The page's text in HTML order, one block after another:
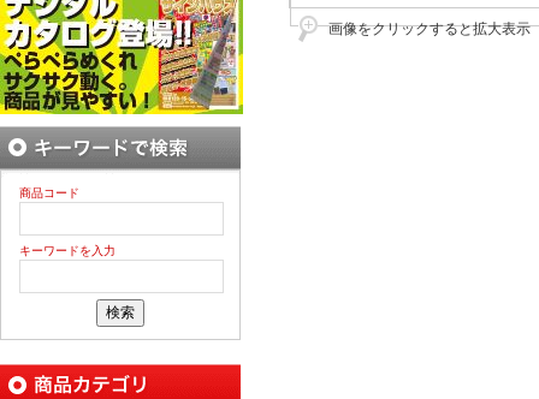
画像をクリックすると拡大表示
商品コード
キーワードを入力